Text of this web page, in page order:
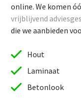
online. We komen
vrijblijvend
die we aanbieden
Hout
Laminaat
Betonlook